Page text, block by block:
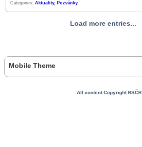
Categories: Aktuality, Pozvánky
Load more entries...
Mobile Theme
All content Copyright RSČR